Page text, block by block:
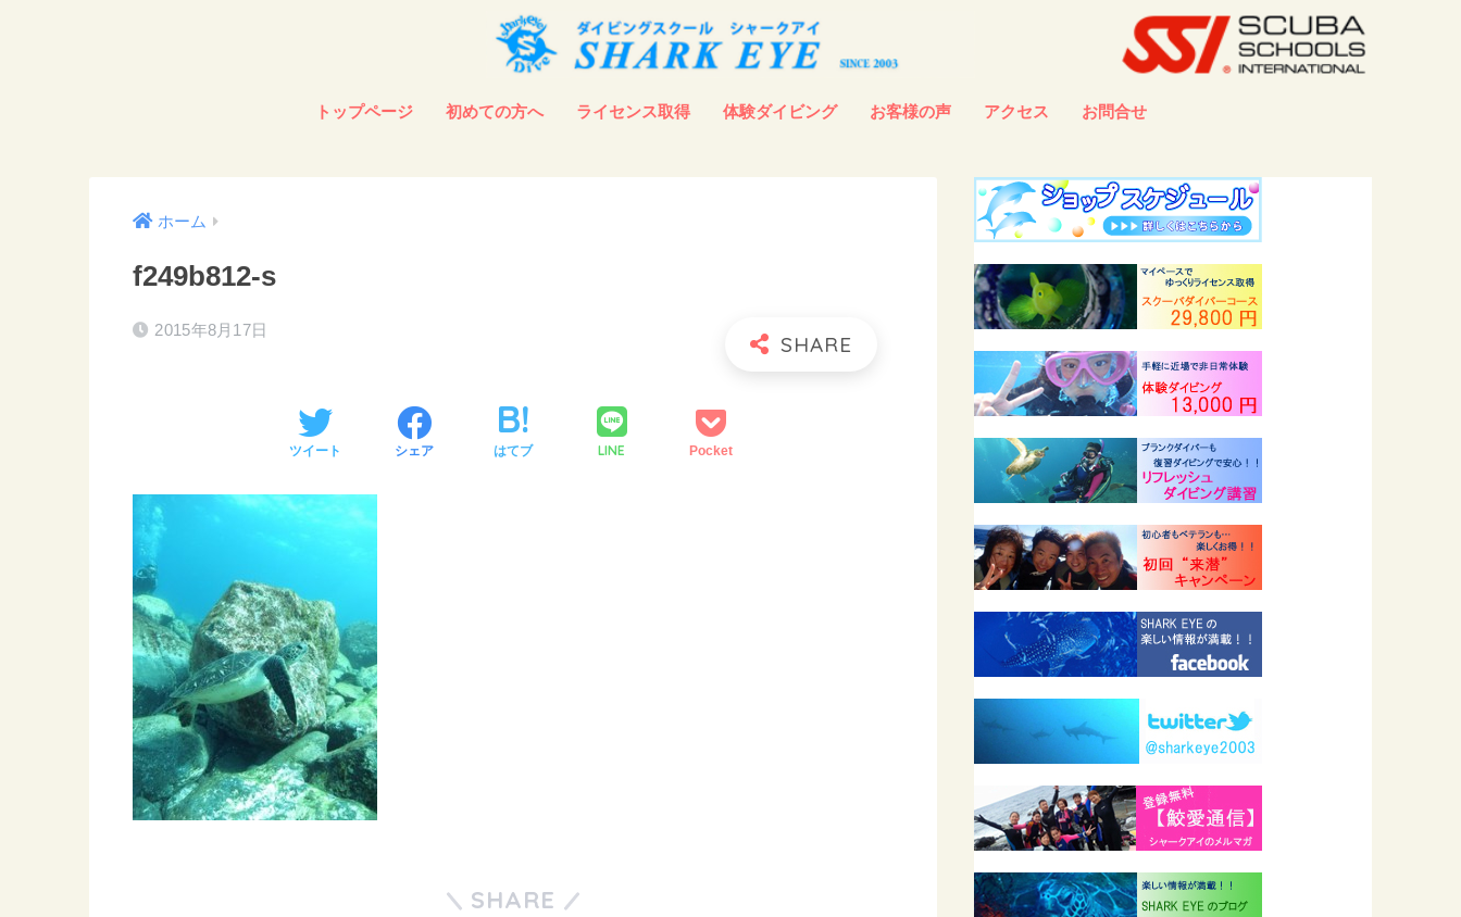
トップページ 初めての方へ ライセンス取得 体験ダイビング お客様の声 アクセス お問合せ
ホーム
f249b812-s
2015年8月17日
ツイート シェア はてブ LINE Pocket
SHARE